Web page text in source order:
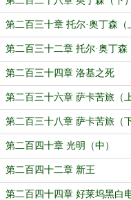
第二百三十章 托尔·奥丁森（
第二百三十二章 托尔·奥丁森
（下）
第二百三十四章 洛基之死
第二百三十六章 萨卡苦旅（上
第二百三十八章 萨卡苦旅（下
第二百四十章 光明（中）
第二百四十二章 新王
第二百四十四章 好莱坞黑白